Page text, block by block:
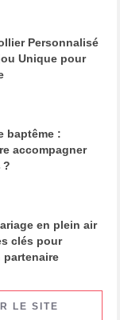
Personnalisé
Unique pour
baptême :
accompagner
?
en plein air
clés pour
partenaire
LE SITE